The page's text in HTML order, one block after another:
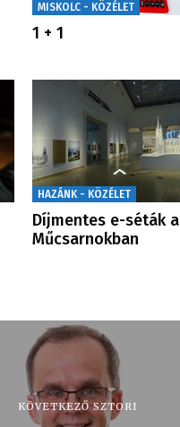
MISKOLC - KÖZÉLET
1 + 1
HAZÁNK - KÖZÉLET
Díjmentes e-séták a
Műcsarnokban
KÖVETKEZŐ SZTORI